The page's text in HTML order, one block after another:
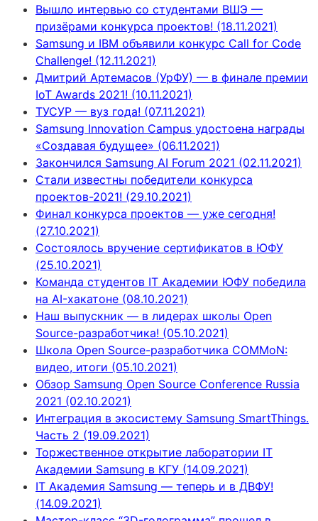
Вышло интервью со студентами ВШЭ —
призёрами конкурса проектов! (18.11.2021)
Samsung и IBM объявили конкурс Call for Code
Challenge! (12.11.2021)
Дмитрий Артемасов (УрФУ) — в финале премии
IoT Awards 2021! (10.11.2021)
ТУСУР — вуз года! (07.11.2021)
Samsung Innovation Campus удостоена награды
«Создавая будущее» (06.11.2021)
Закончился Samsung AI Forum 2021 (02.11.2021)
Стали известны победители конкурса
проектов-2021! (29.10.2021)
Финал конкурса проектов — уже сегодня!
(27.10.2021)
Состоялось вручение сертификатов в ЮФУ
(25.10.2021)
Команда студентов IT Академии ЮФУ победила
на AI-хакатоне (08.10.2021)
Наш выпускник — в лидерах школы Open
Source-разработчика! (05.10.2021)
Школа Open Source-разработчика COMMoN:
видео, итоги (05.10.2021)
Обзор Samsung Open Source Conference Russia
2021 (02.10.2021)
Интеграция в экосистему Samsung SmartThings.
Часть 2 (19.09.2021)
Торжественное открытие лаборатории IT
Академии Samsung в КГУ (14.09.2021)
IT Академия Samsung — теперь и в ДВФУ!
(14.09.2021)